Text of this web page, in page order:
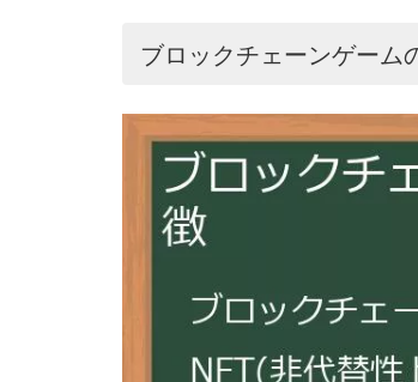
ブロックチェーンゲーム